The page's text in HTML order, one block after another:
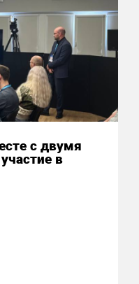
с двумя
в